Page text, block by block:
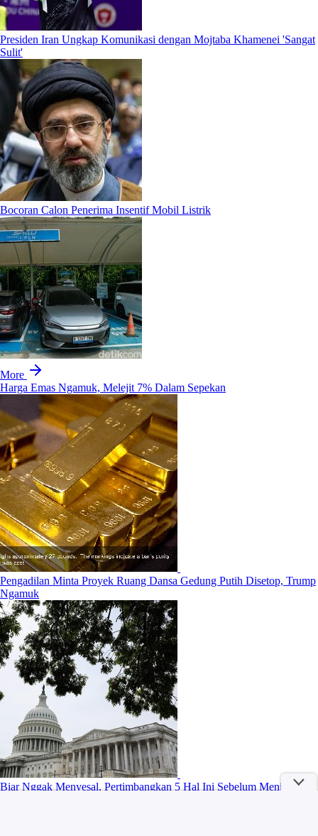
Presiden Iran Ungkap Komunikasi dengan Mojtaba Khamenei 'Sangat
Sulit'
Bocoran Calon Penerima Insentif Mobil Listrik
More
Harga Emas Ngamuk, Melejit 7% Dalam Sepekan
Pengadilan Minta Proyek Ruang Dansa Gedung Putih Disetop, Trump
Ngamuk
Biar Nggak Menyesal, Pertimbangkan 5 Hal Ini Sebelum Menjual